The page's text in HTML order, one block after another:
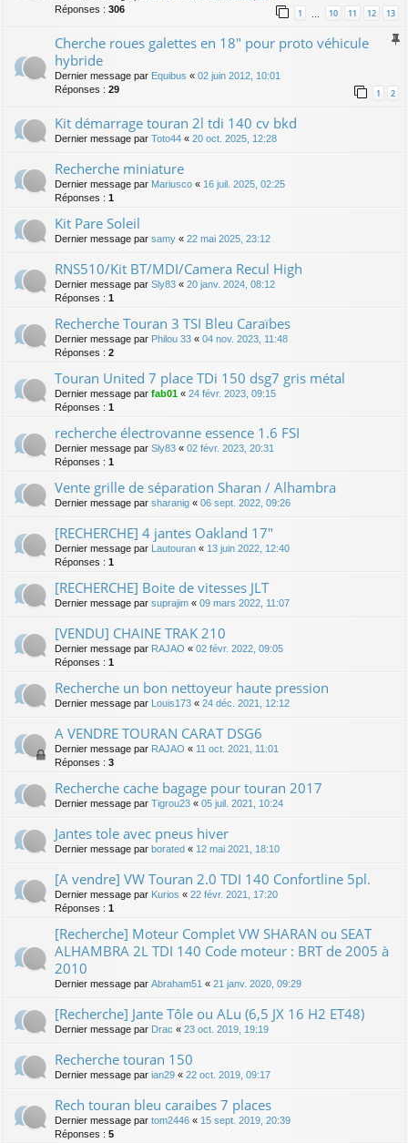
Réponses : 306 1 10 11 12 13
Cherche roues galettes en 18" pour proto véhicule
hybride
Dernier message par Equibus « 02 juin 2012, 10:01
Réponses : 29 1 2
Kit démarrage touran 2l tdi 140 cv bkd
Dernier message par Toto44 « 20 oct. 2025, 12:28
Recherche miniature
Dernier message par Mariusco « 16 juil. 2025, 02:25
Réponses : 1
Kit Pare Soleil
Dernier message par samy « 22 mai 2025, 23:12
RNS510/Kit BT/MDI/Camera Recul High
Dernier message par Sly83 « 20 janv. 2024, 08:12
Réponses : 1
Recherche Touran 3 TSI Bleu Caraïbes
Dernier message par Philou 33 « 04 nov. 2023, 11:48
Réponses : 2
Touran United 7 place TDi 150 dsg7 gris métal
Dernier message par fab01 « 24 févr. 2023, 09:15
Réponses : 1
recherche électrovanne essence 1.6 FSI
Dernier message par Sly83 « 02 févr. 2023, 20:31
Réponses : 1
Vente grille de séparation Sharan / Alhambra
Dernier message par sharanig « 06 sept. 2022, 09:26
[RECHERCHE] 4 jantes Oakland 17"
Dernier message par Lautouran « 13 juin 2022, 12:40
Réponses : 1
[RECHERCHE] Boite de vitesses JLT
Dernier message par suprajim « 09 mars 2022, 11:07
[VENDU] CHAINE TRAK 210
Dernier message par RAJAO « 02 févr. 2022, 09:05
Réponses : 1
Recherche un bon nettoyeur haute pression
Dernier message par Louis173 « 24 déc. 2021, 12:12
A VENDRE TOURAN CARAT DSG6
Dernier message par RAJAO « 11 oct. 2021, 11:01
Réponses : 3
Recherche cache bagage pour touran 2017
Dernier message par Tigrou23 « 05 juil. 2021, 10:24
Jantes tole avec pneus hiver
Dernier message par borated « 12 mai 2021, 18:10
[A vendre] VW Touran 2.0 TDI 140 Confortline 5pl.
Dernier message par Kurios « 22 févr. 2021, 17:20
Réponses : 1
[Recherche] Moteur Complet VW SHARAN ou SEAT
ALHAMBRA 2L TDI 140 Code moteur : BRT de 2005 à
2010
Dernier message par Abraham51 « 21 janv. 2020, 09:29
[Recherche] Jante Tôle ou ALu (6,5 JX 16 H2 ET48)
Dernier message par Drac « 23 oct. 2019, 19:19
Recherche touran 150
Dernier message par ian29 « 22 oct. 2019, 09:17
Rech touran bleu caraibes 7 places
Dernier message par tom2446 « 15 sept. 2019, 20:39
Réponses : 5